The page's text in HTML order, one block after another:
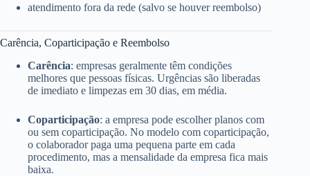
atendimento fora da rede (salvo se houver reembolso)
Carência, Coparticipação e Reembolso
Carência: empresas geralmente têm condições
melhores que pessoas físicas. Urgências são liberadas
de imediato e limpezas em 30 dias, em média.
Coparticipação: a empresa pode escolher planos com
ou sem coparticipação. No modelo com coparticipação,
o colaborador paga uma pequena parte em cada
procedimento, mas a mensalidade da empresa fica mais
baixa.